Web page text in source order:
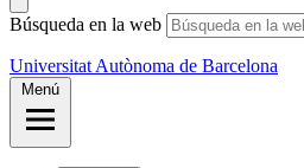
Búsqueda en la web
Universitat Autònoma de Barcelona
Menú